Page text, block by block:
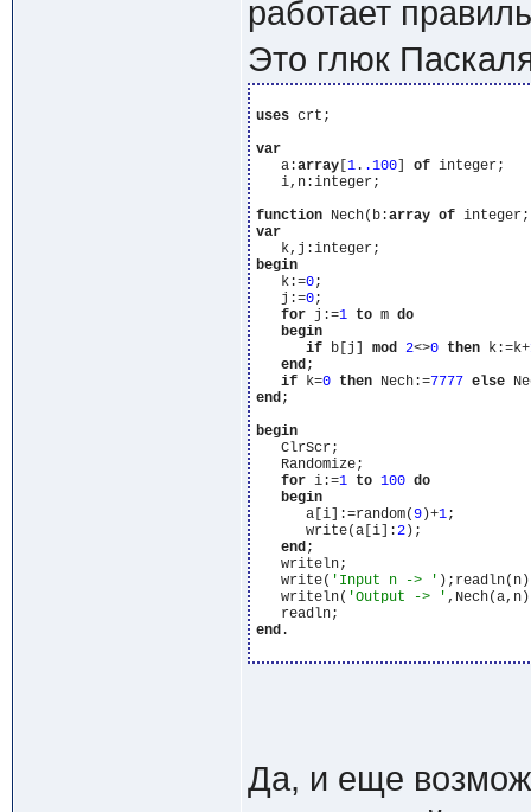
работает
Это глюк
uses crt;
var
   a:
array[ 1. .100] of integer;
   i,n:integer;
function Nech(b:array of
var
begin
   k:=
0;
   j:=
0;
for j:=1 to m do
begin
if b[j] mod 2<>0 then k:=k+
end;
if k=0 then Nech:=7777 else
end;
begin
   ClrScr;
   Randomize;
for i:=1 to 100 do
begin
      a[i]:=random(
9)+1;
      write(a[i]:
2);
end;
   writeln;
   write(
'Input n -> '
   writeln(
'Output -> '
end.
Да, и еще